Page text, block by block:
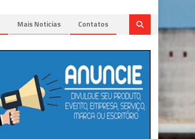
Mais Noticias Contatos